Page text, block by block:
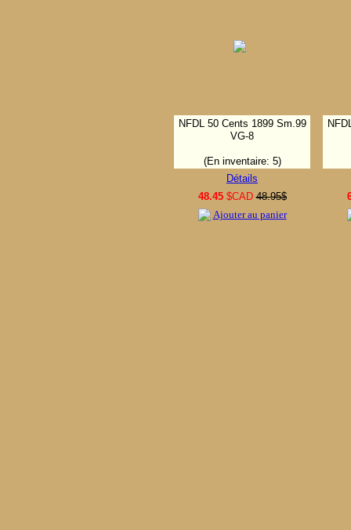
NFDL 50 Cents 1899 Sm.99
VG-8
(En inventaire: 5)
Détails
48.45$CAD 48.95$
Ajouter au panier